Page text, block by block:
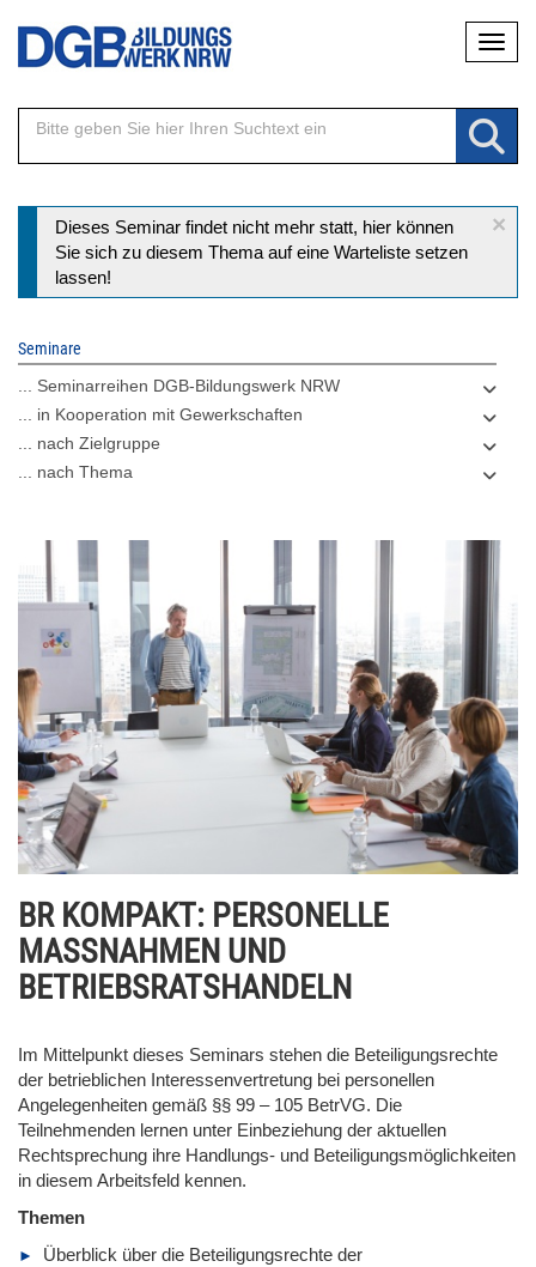
Direkt
Inhalt
×
Statusmeldung
Dieses Seminar findet nicht mehr statt, hier können
Sie sich zu diesem Thema auf eine Warteliste setzen
lassen!
Seminare
... Seminarreihen DGB-Bildungswerk NRW
... in Kooperation mit Gewerkschaften
... nach Zielgruppe
... nach Thema
BR KOMPAKT: PERSONELLE
MASSNAHMEN UND
BETRIEBSRATSHANDELN
Im Mittelpunkt dieses Seminars stehen die Beteiligungsrechte
der betrieblichen Interessenvertretung bei personellen
Angelegenheiten gemäß §§ 99 – 105 BetrVG. Die
Teilnehmenden lernen unter Einbeziehung der aktuellen
Rechtsprechung ihre Handlungs- und Beteiligungsmöglichkeiten
in diesem Arbeitsfeld kennen.
Themen
Überblick über die Beteiligungsrechte der